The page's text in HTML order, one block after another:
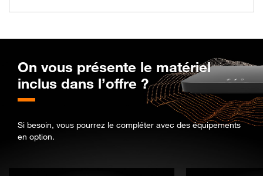
On vous présente le matériel
inclus dans l’offre ?
Si besoin, vous pourrez le compléter avec des équipements
en option.